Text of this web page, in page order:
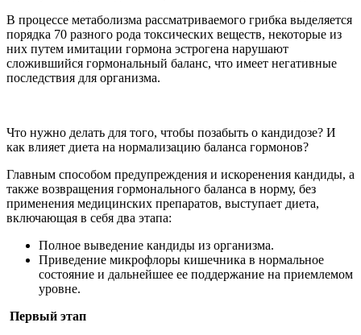
В процессе метаболизма рассматриваемого грибка выделяется
порядка 70 разного рода токсических веществ, некоторые из
них путем имитации гормона эстрогена нарушают
сложившийся гормональный баланс, что имеет негативные
последствия для организма.
Что нужно делать для того, чтобы позабыть о кандидозе? И
как влияет диета на нормализацию баланса гормонов?
Главным способом предупреждения и искоренения кандиды, а
также возвращения гормонального баланса в норму, без
применения медицинских препаратов, выступает диета,
включающая в себя два этапа:
Полное выведение кандиды из организма.
Приведение микрофлоры кишечника в нормальное
состояние и дальнейшее ее поддержание на приемлемом
уровне.
Первый этап